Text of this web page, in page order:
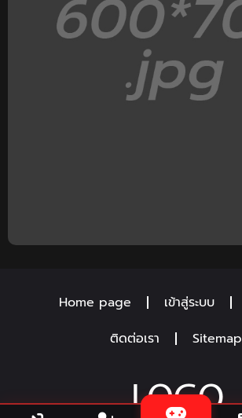
Home page เข้าสู่ระบบ
ติดต่อเรา
Sitemap